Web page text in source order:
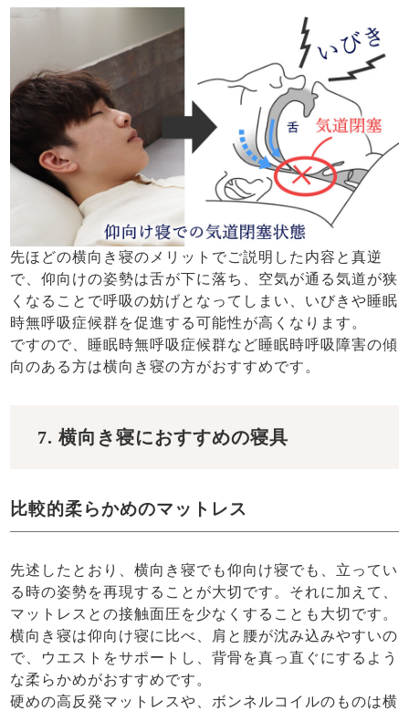
先ほどの横向き寝のメリットでご説明した内容と真逆
で、仰向けの姿勢は舌が下に落ち、空気が通る気道が狭
くなることで呼吸の妨げとなってしまい、いびきや睡眠
時無呼吸症候群を促進する可能性が高くなります。
ですので、睡眠時無呼吸症候群など睡眠時呼吸障害の傾
向のある方は横向き寝の方がおすすめです。
7. 横向き寝におすすめの寝具
比較的柔らかめのマットレス
先述したとおり、横向き寝でも仰向け寝でも、立ってい
る時の姿勢を再現することが大切です。それに加えて、
マットレスとの接触面圧を少なくすることも大切です。
横向き寝は仰向け寝に比べ、肩と腰が沈み込みやすいの
で、ウエストをサポートし、背骨を真っ直ぐにするよう
な柔らかめがおすすめです。
硬めの高反発マットレスや、ボンネルコイルのものは横